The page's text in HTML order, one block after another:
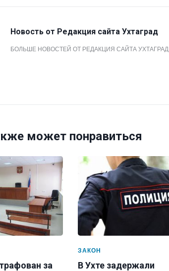
Новость от Редакция сайта Ухтаград
БОЛЬШЕ НОВОСТЕЙ ОТ РЕДАКЦИЯ САЙТА УХТАГРАД
может понравиться
за
ЗАКОН
В Ухте задержали